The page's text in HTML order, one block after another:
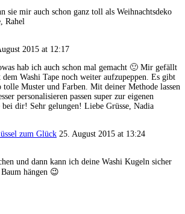
sie mir auch schon ganz toll als Weihnachtsdeko
Rahel
2015 at 12:17
hab ich auch schon mal gemacht 🙂 Mir gefällt
Washi Tape noch weiter aufzupeppen. Es gibt
tolle Muster und Farben. Mit deiner Methode lassen
personalisieren passen super zur eigenen
dir! Sehr gelungen! Liebe Grüsse, Nadia
zum Glück 25. August 2015 at 13:24
und dann kann ich deine Washi Kugeln sicher
hängen 😉